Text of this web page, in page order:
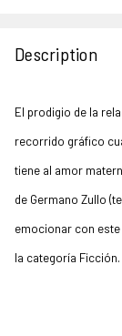
Description
El prodigio de la
recorrido gráfico
tiene al amor
de Germano Zullo
emocionar con este
la categoría Ficción.